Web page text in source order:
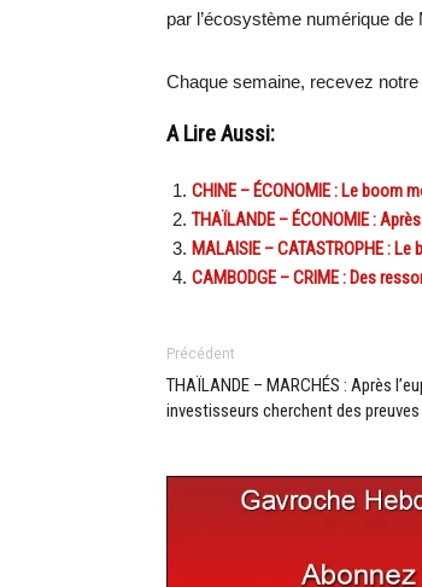
par l’écosystème numérique
Chaque semaine, recevez notre
A Lire Aussi:
CHINE – ÉCONOMIE : Le boom
THAÏLANDE – ÉCONOMIE :
MALAISIE – CATASTROPHE :
CAMBODGE – CRIME : Des
Précédent
THAÏLANDE – MARCHÉS : Après
investisseurs cherchent des